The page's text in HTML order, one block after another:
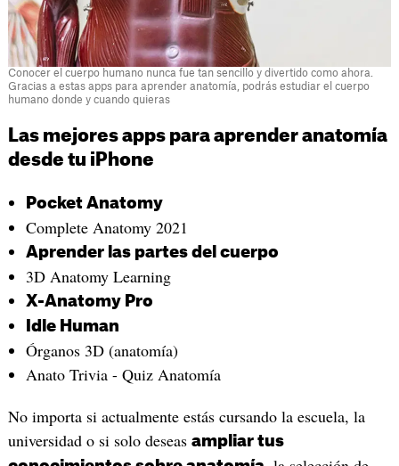
Conocer el cuerpo humano nunca fue tan sencillo y divertido como ahora.
Gracias a estas apps para aprender anatomía, podrás estudiar el cuerpo
humano donde y cuando quieras
Las mejores apps para aprender anatomía
desde tu iPhone
Pocket Anatomy
Complete Anatomy 2021
Aprender las partes del cuerpo
3D Anatomy Learning
X-Anatomy Pro
Idle Human
Órganos 3D (anatomía)
Anato Trivia - Quiz Anatomía
No importa si actualmente estás cursando la escuela, la
universidad o si solo deseas ampliar tus